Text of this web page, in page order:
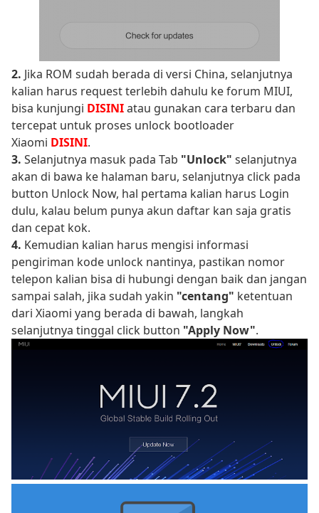
2. Jika ROM sudah berada di versi China, selanjutnya
kalian harus request terlebih dahulu ke forum MIUI,
bisa kunjungi DISINIatau gunakan cara terbaru dan
tercepat untuk proses unlock bootloader
Xiaomi DISINI.
3. Selanjutnya masuk pada Tab "Unlock" selanjutnya
akan di bawa ke halaman baru, selanjutnya click pada
button Unlock Now, hal pertama kalian harus Login
dulu, kalau belum punya akun daftar kan saja gratis
dan cepat kok.
4. Kemudian kalian harus mengisi informasi
pengiriman kode unlock nantinya, pastikan nomor
telepon kalian bisa di hubungi dengan baik dan jangan
sampai salah, jika sudah yakin "centang" ketentuan
dari Xiaomi yang berada di bawah, langkah
selanjutnya tinggal click button "Apply Now".